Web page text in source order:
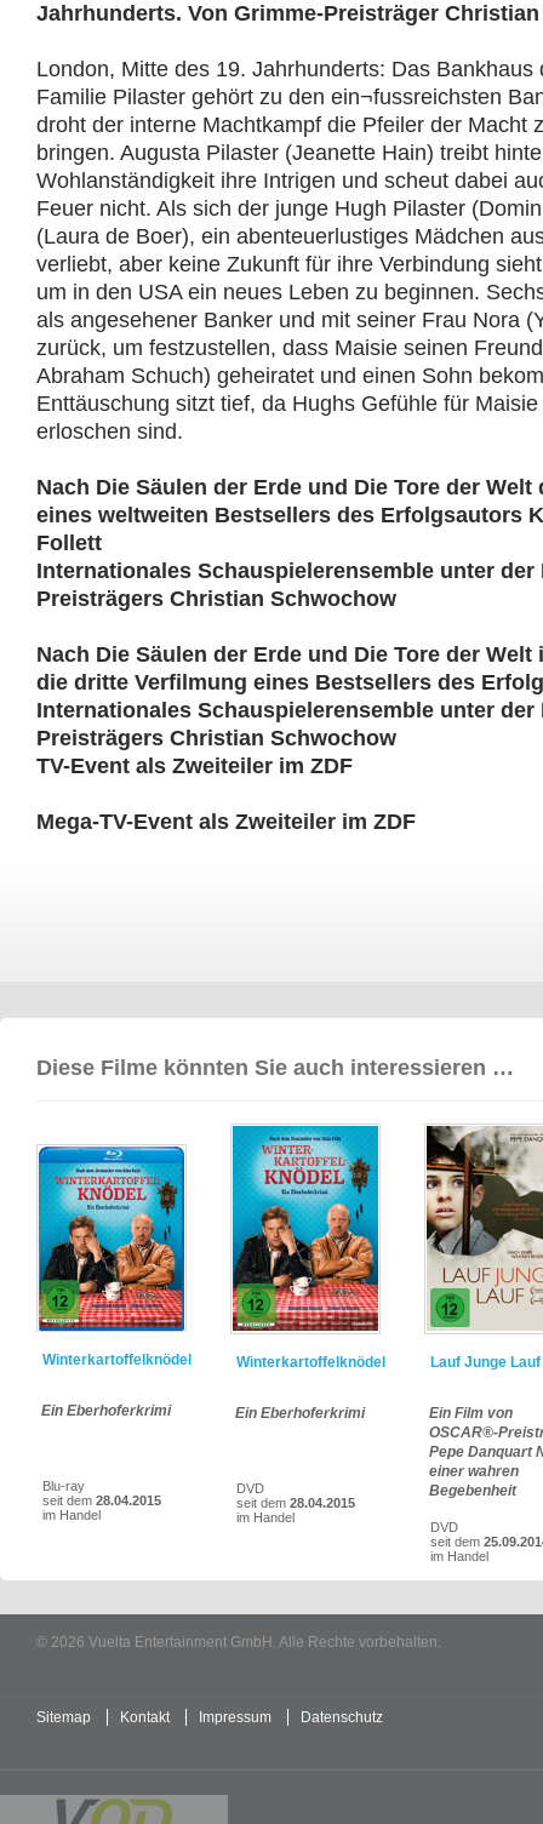
Jahrhunderts. Von Grimme-Preisträger
London, Mitte des 19. Jahrhunderts: Das Bankhaus
Familie Pilaster gehört zu den ein¬fussreichsten
droht der interne Machtkampf die Pfeiler der Macht
bringen. Augusta Pilaster (Jeanette Hain) treibt
Wohlanständigkeit ihre Intrigen und scheut dabei
Feuer nicht. Als sich der junge Hugh Pilaster
(Laura de Boer), ein abenteuerlustiges Mädchen
verliebt, aber keine Zukunft für ihre Verbindung
um in den USA ein neues Leben zu beginnen.
als angesehener Banker und mit seiner Frau Nora
zurück, um festzustellen, dass Maisie seinen
Abraham Schuch) geheiratet und einen Sohn
Enttäuschung sitzt tief, da Hughs Gefühle für
erloschen sind.
Nach Die Säulen der Erde und Die Tore der
eines weltweiten Bestsellers des Erfolgsautors
Follett
Internationales Schauspielerensemble unter der
Preisträgers Christian Schwochow
Nach Die Säulen der Erde und Die Tore der
die dritte Verfilmung eines Bestsellers des
Internationales Schauspielerensemble unter der
Preisträgers Christian Schwochow
TV-Event als Zweiteiler im ZDF
Mega-TV-Event als Zweiteiler im ZDF
Diese Filme könnten Sie auch interessieren …
Winterkartoffelknödel
Ein Eberhoferkrimi
Blu-ray
seit dem 28.04.2015
im Handel
Winterkartoffelknödel
Ein Eberhoferkrimi
DVD
seit dem 28.04.2015
im Handel
Lauf Junge Lauf
Ein Film von
OSCAR®-
Pepe Danquart
einer wahren
Begebenheit
DVD
seit dem
im Handel
© 2026 Vuelta Entertainment GmbH. Alle Rechte vorbehalten.
Sitemap Kontakt Impressum Datenschutz